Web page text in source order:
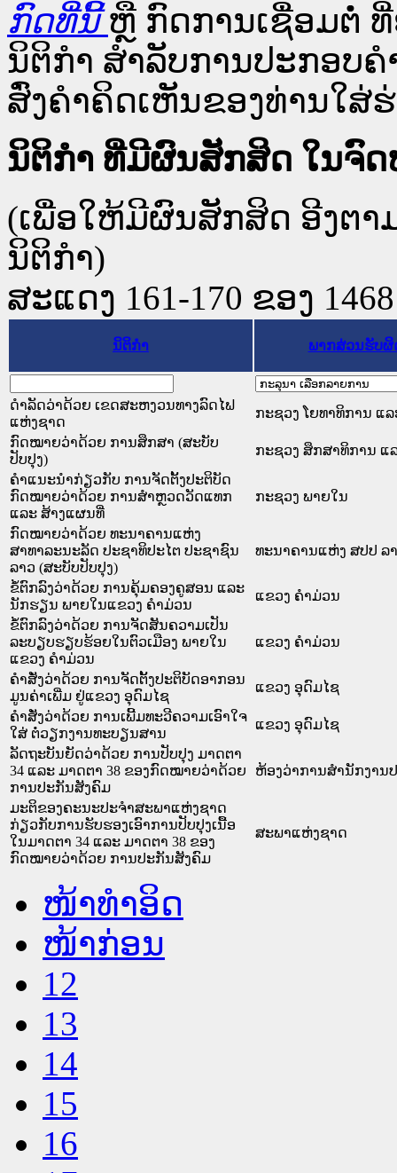
ກົດທີ່ນີ້ ຫຼື ກົດການເຊື່ອມຕໍ່ ທີ່
ນິຕິກໍາ ສໍາລັບການປະກອບ
ສົ່ງຄຳຄິດເຫັນຂອງທ່ານໃສ່
ນິຕິກໍາ ທີ່ມີຜົນສັກສິດ ໃນຈົ
(ເພື່ອໃຫ້ມີຜົນສັກສິດ ອີງຕ
ນິຕິກໍາ)
ສະແດງ 161-170 ຂອງ
ນິຕິກໍາ ພາກສ່ວນຮັບຜິ
ດຳລັດວ່າດ້ວຍ ເຂດສະຫງວນທາງລົດໄຟ
ແຫ່ງຊາດ
ກະຊວງ ໂຍທາທິການ ແ
ກົດໝາຍວ່າດ້ວຍ ການສຶກສາ (ສະບັບ
ປັບປຸງ)
ກະຊວງ ສຶກສາທິການ ແ
ຄຳແນະນຳກ່ຽວກັບ ການຈັດຕັ້ງປະຕິບັດ
ກົດໝາຍວ່າດ້ວຍ ການສຳຫຼວດວັດແທກ
ແລະ ສ້າງແຜນທີ່
ກະຊວງ ພາຍໃນ
ກົດໝາຍວ່າດ້ວຍ ທະນາຄານແຫ່ງ
ສາທາລະນະລັດ ປະຊາທິປະໄຕ ປະຊາຊົນ
ລາວ (ສະບັບປັບປຸງ)
ທະນາຄານແຫ່ງ ສປປ ລ
ຂໍ້ຕົກລົງວ່າດ້ວຍ ການຄຸ້ມຄອງຄູສອນ ແລະ
ນັກຮຽນ ພາຍໃນແຂວງ ຄຳມ່ວນ
ແຂວງ ຄໍາມ່ວນ
ຂໍ້ຕົກລົງວ່າດ້ວຍ ການຈັດສັນຄວາມເປັນ
ລະບຽບຮຽບຮ້ອຍໃນຕົວເມືອງ ພາຍໃນ
ແຂວງ ຄຳມ່ວນ
ແຂວງ ຄໍາມ່ວນ
ຄຳສັ່ງວ່າດ້ວຍ ການຈັດຕັ້ງປະຕິບັດອາກອນ
ມູນຄ່າເພີ່ມ ຢູ່ແຂວງ ອຸດົມໄຊ
ແຂວງ ອຸດົມໄຊ
ຄຳສັ່ງວ່າດ້ວຍ ການເພີ້ມທະວີຄວາມເອົາໃຈ
ໃສ່ ຕໍ່ວຽກງານທະບຽນສານ
ແຂວງ ອຸດົມໄຊ
ລັດຖະບັນຍັດວ່າດ້ວຍ ການປັບປຸງ ມາດຕາ
34 ແລະ ມາດຕາ 38 ຂອງກົດໝາຍວ່າດ້ວຍ
ການປະກັນສັງຄົມ
ຫ້ອງວ່າການສໍານັກງານ
ມະຕິຂອງຄະນະປະຈຳສະພາແຫ່ງຊາດ
ກ່ຽວກັບການຮັບຮອງເອົາການປັບປຸງເນື້ອ
ໃນມາດຕາ 34 ແລະ ມາດຕາ 38 ຂອງ
ກົດໝາຍວ່າດ້ວຍ ການປະກັນສັງຄົມ
ສະພາແຫ່ງຊາດ
ໜ້າທໍາອິດ
ໜ້າກ່ອນ
12
13
14
15
16